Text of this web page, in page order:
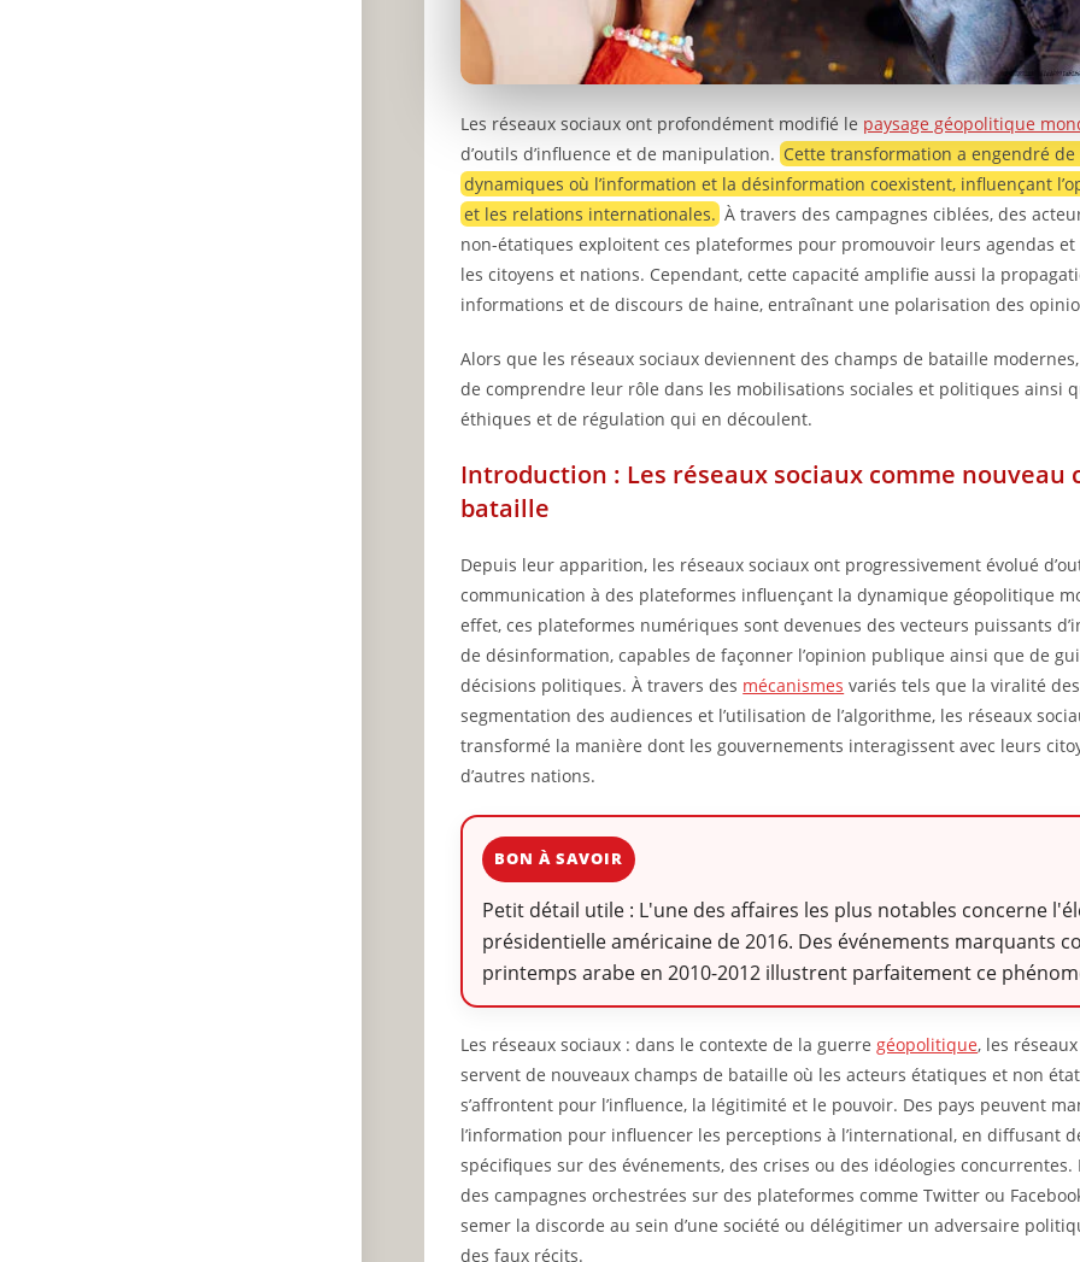
Les réseaux sociaux ont profondément modifié le paysage géopolitique
d’outils d’influence et de manipulation.Cette transformation a engendré de
dynamiques où l’information et la désinformation coexistent, influençant
et les relations internationales. À travers des campagnes ciblées, des
non-étatiques exploitent ces plateformes pour promouvoir leurs agendas
les citoyens et nations. Cependant, cette capacité amplifie aussi la
informations et de discours de haine, entraînant une polarisation des
Alors que les réseaux sociaux deviennent des champs de bataille
de comprendre leur rôle dans les mobilisations sociales et politiques ainsi
éthiques et de régulation qui en découlent.
Introduction : Les réseaux sociaux comme nouveau
bataille
Depuis leur apparition, les réseaux sociaux ont progressivement évolué
communication à des plateformes influençant la dynamique géopolitique
effet, ces plateformes numériques sont devenues des vecteurs puissants
de désinformation, capables de façonner l’opinion publique ainsi que de
décisions politiques. À travers des mécanismes variés tels que la viralité
segmentation des audiences et l’utilisation de l’algorithme, les réseaux
transformé la manière dont les gouvernements interagissent avec leurs
d’autres nations.
BON À SAVOIR
Petit détail utile : L'une des affaires les plus notables concerne
présidentielle américaine de 2016. Des événements marquants
printemps arabe en 2010-2012 illustrent parfaitement ce
Les réseaux sociaux : dans le contexte de la guerregéopolitique, les
servent de nouveaux champs de bataille où les acteurs étatiques et non
s’affrontent pour l’influence, la légitimité et le pouvoir. Des pays peuvent
l’information pour influencer les perceptions à l’international, en diffusant
spécifiques sur des événements, des crises ou des idéologies concurrentes.
des campagnes orchestrées sur des plateformes comme Twitter ou
semer la discorde au sein d’une société ou délégitimer un adversaire
des faux récits.